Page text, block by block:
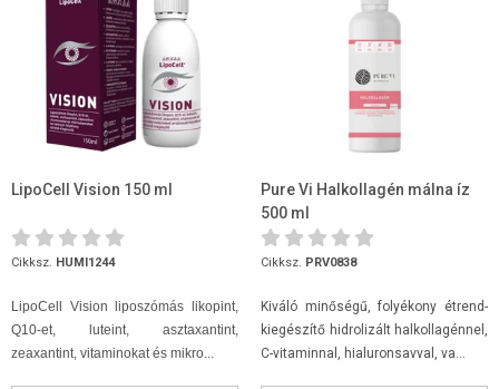
LipoCell Vision 150 ml
Cikksz. HUMI1244
LipoCell Vision liposzómás likopint,
Q10-et, luteint, asztaxantint,
zeaxantint, vitaminokat és mikro...
Pure Vi Halkollagén málna íz
500 ml
Cikksz. PRV0838
Kiváló minőségű, folyékony étrend-
kiegészítő hidrolizált halkollagénnel,
C-vitaminnal, hialuronsavval, va...